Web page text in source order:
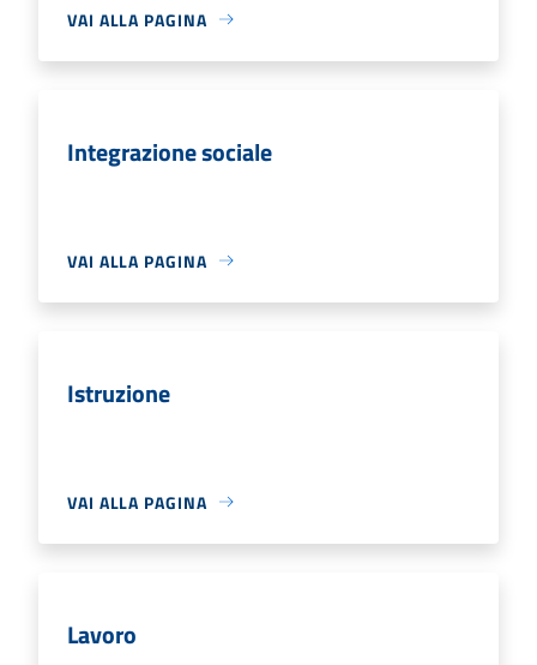
VAI ALLA PAGINA
Integrazione sociale
VAI ALLA PAGINA
Istruzione
VAI ALLA PAGINA
Lavoro